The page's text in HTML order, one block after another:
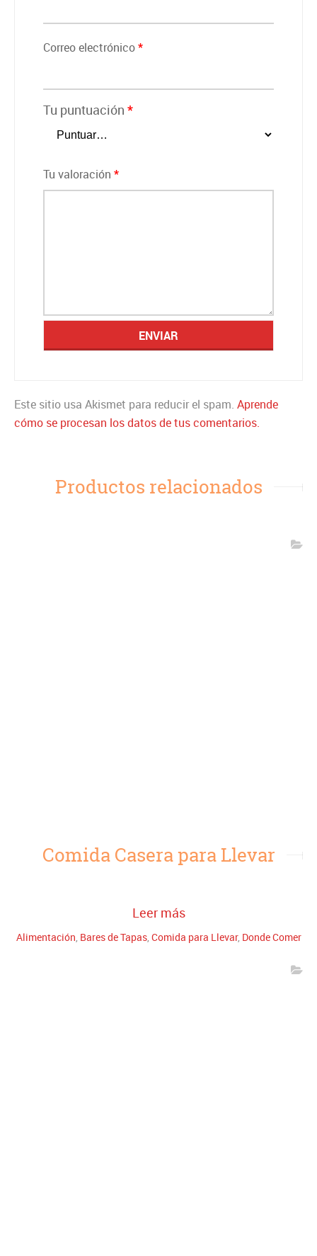
Correo electrónico*
Tu puntuación *
Tu valoración *
Este sitio usa Akismet para reducir el spam. Aprende
cómo se procesan los datos de tus comentarios.
Productos relacionados
Comida Casera para Llevar
Leer más
Alimentación, Bares de Tapas, Comida para Llevar, Donde Comer